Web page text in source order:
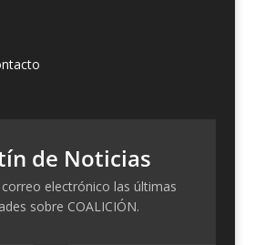
de Noticias
electrónico las últimas
sobre COALICIÓN.